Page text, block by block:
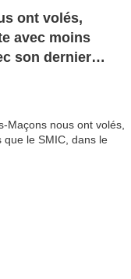
ont volés,
avec moins
son dernier